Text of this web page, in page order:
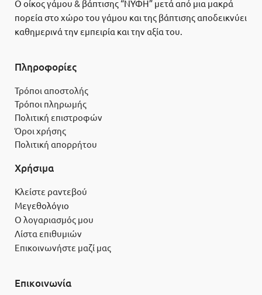
Ο οίκος γάμου & βάπτισης “ΝΥΦΗ” μετά από μια μακρά
πορεία στο χώρο του γάμου και της βάπτισης αποδεικνύει
καθημερινά την εμπειρία και την αξία του.
Πληροφορίες
Τρόποι αποστολής
Τρόποι πληρωμής
Πολιτική επιστροφών
Όροι χρήσης
Πολιτική απορρήτου
Χρήσιμα
Κλείστε ραντεβού
Μεγεθολόγιο
Ο λογαριασμός μου
Λίστα επιθυμιών
Επικοινωνήστε μαζί μας
Επικοινωνία